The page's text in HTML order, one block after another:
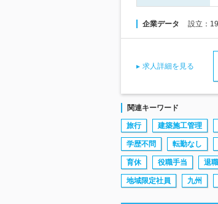
企業データ 設立：
求人詳細を見る
関連キーワード
旅行 建築施工管理
学歴不問 転勤なし
育休 役職手当 退
地域限定社員 九州